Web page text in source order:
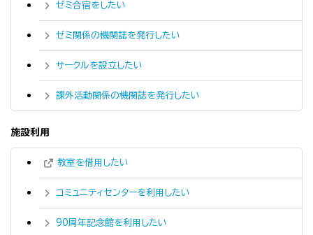
ゼミ合宿をしたい
ゼミ関係の機関誌を発行したい
サークルを設立したい
課外活動関係の機関誌を発行したい
施設利用
教室を借用したい
コミュニティセンターを利用したい
90周年記念館を利用したい